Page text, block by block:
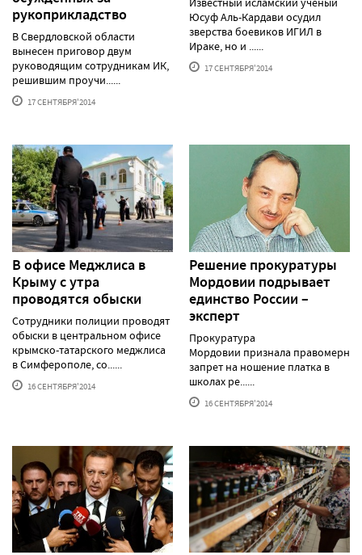
рукоприкладство
В Свердловской области
вынесен приговор двум
руководящим сотрудникам ИК,
решившим проучи......
17 СЕНТЯБРЯ'2014
Юсуф Аль-Кардави осудил
зверства боевиков ИГИЛ в
Ираке, но и ......
17 СЕНТЯБРЯ'2014
В офисе Меджлиса в
Крыму с утра
проводятся обыски
Сотрудники полиции проводят
обыски в центральном офисе
крымско-татарского меджлиса
в Симферополе, со......
16 СЕНТЯБРЯ'2014
Решение прокуратуры
Мордовии подрывает
единство России –
эксперт
Прокуратура
Мордовии признала
запрет на ношение платка в
школах ре......
16 СЕНТЯБРЯ'2014